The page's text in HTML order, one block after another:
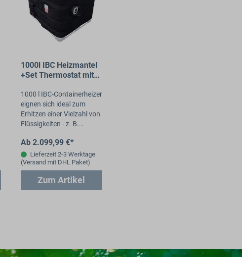
1000l IBC Heizmantel
+Set Thermostat mit
1000 l IBC-Containerheizer
eignen sich ideal zum
Erhitzen einer Vielzahl von
Flüssigkeiten - z. B.
Sirup, Zucker, Kraftstoffe
und viele…
Ab 2.099,99 €*
Lieferzeit 2-3 Werktage
(Versand mit DHL Paket)
Zum Artikel